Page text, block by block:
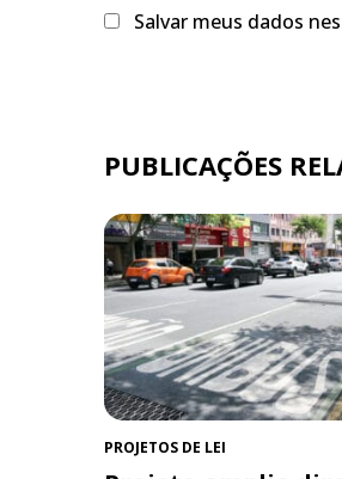
Salvar meus dados
PUBLICAÇÕES
PROJETOS DE LEI